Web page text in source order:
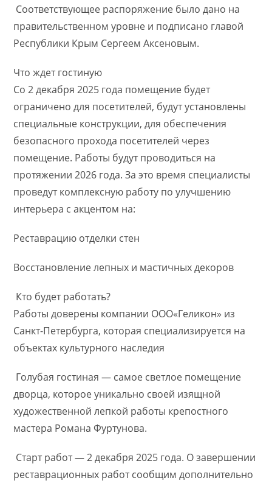
Соответствующее распоряжение было дано на
правительственном уровне и подписано главой
Республики Крым Сергеем Аксеновым.
Что ждет гостиную
Со 2 декабря 2025 года помещение будет
ограничено для посетителей, будут установлены
специальные конструкции, для обеспечения
безопасного прохода посетителей через
помещение. Работы будут проводиться на
протяжении 2026 года. За это время специалисты
проведут комплексную работу по улучшению
интерьера с акцентом на:
Реставрацию отделки стен
Восстановление лепных и мастичных декоров
Кто будет работать?
Работы доверены компании ООО«Геликон» из
Санкт-Петербурга, которая специализируется на
объектах культурного наследия
Голубая гостиная — самое светлое помещение
дворца, которое уникально своей изящной
художественной лепкой работы крепостного
мастера Романа Фуртунова.
Старт работ — 2 декабря 2025 года. О завершении
реставрационных работ сообщим дополнительно